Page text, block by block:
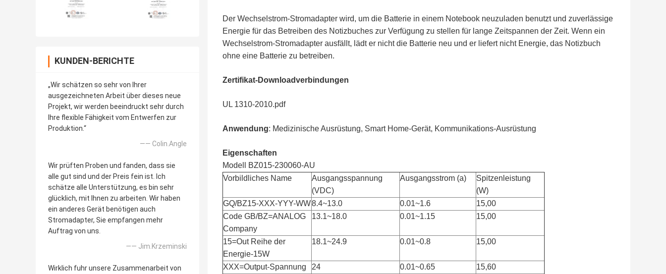
KUNDEN-BERICHTE
„Wir schätzen so sehr von Ihrer
ausgezeichneten Arbeit über dieses neue
Projekt, wir werden beeindruckt sehr durch
Ihre flexible Fähigkeit vom Entwerfen zur
Produktion.“
—— Colin.Angle
Wir prüften Proben und fanden, dass sie
alle gut sind und der Preis fein ist. Ich
schätze alle Unterstützung, es bin sehr
glücklich, mit Ihnen zu arbeiten. Wir haben
ein anderes Gerät benötigen auch
Stromadapter, Sie empfangen mehr
Auftrag von uns.
—— Jim.Krzeminski
Wirklich fuhr unsere Zusammenarbeit von
Der Wechselstrom-Stromadapter wird, um die Batterie in einem Notebook neuzuladen benutzt und zuverlässige
Energie für das Betreiben des Notizbuches zur Verfügung zu stellen für lange Zeitspannen der Zeit. Wenn ein
Wechselstrom-Stromadapter ausfällt, lädt er nicht die Batterie neu und er liefert nicht Energie, das Notizbuch
ohne eine Batterie zu betreiben.
Zertifikat-Downloadverbindungen
UL 1310-2010.pdf
Anwendung: Medizinische Ausrüstung, Smart Home-Gerät, Kommunikations-Ausrüstung
Eigenschaften
Modell BZ015-230060-AU
Vorbildliches Name
Ausgangsspannung
(VDC)
Ausgangsstrom (a)
Spitzenleistung
(W)
GQ/BZ15-XXX-YYY-WW8.4~13.0 0.01~1.6
15,00
Code GB/BZ=ANALOG
Company
13.1~18.0 0.01~1.15 15,00
15=Out Reihe der
Energie-15W
18.1~24.9 0.01~0.8 15,00
XXX=Output-Spannung 24 0.01~0.65
15,60